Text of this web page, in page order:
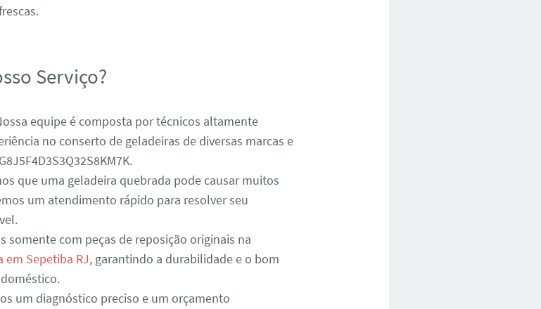
Serviço?
equipe é composta por técnicos altamente
no conserto de geladeiras de diversas marcas e
que uma geladeira quebrada pode causar muitos
um atendimento rápido para resolver seu
somente com peças de reposição originais na
Sepetiba RJ, garantindo a durabilidade e o bom
um diagnóstico preciso e um orçamento